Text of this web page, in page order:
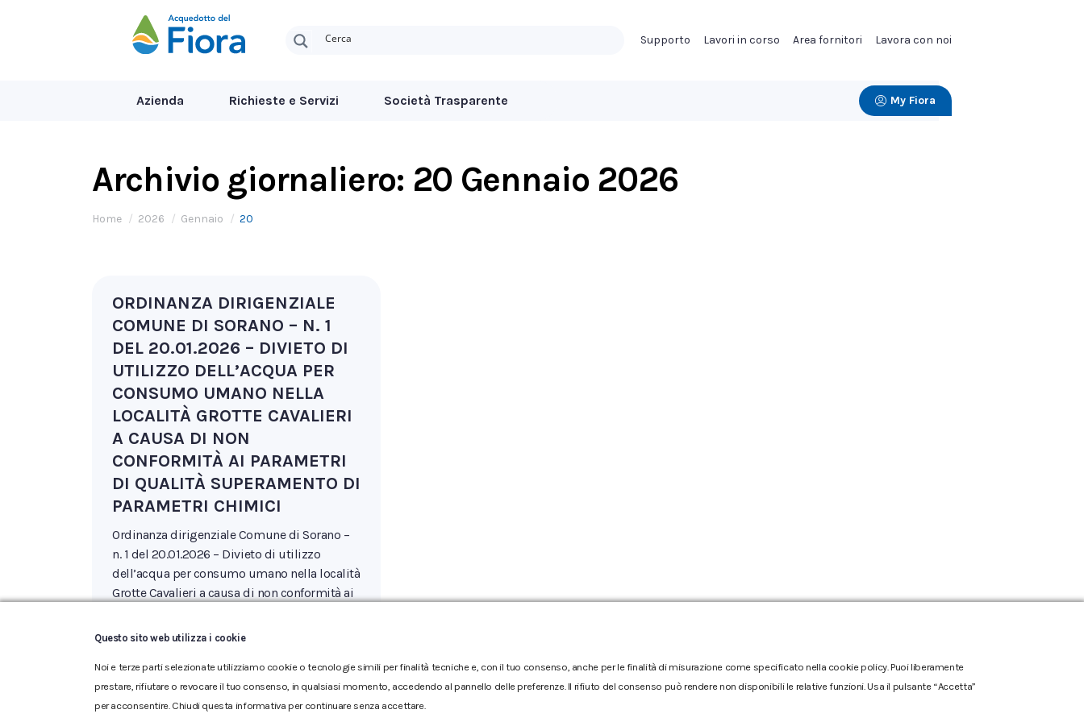
Supporto Lavori in corso Area fornitori Lavora con noi
Azienda Richieste e Servizi Società Trasparente My Fiora
Archivio giornaliero: 20 Gennaio 2026
Tu sei qui:
Home 2026 Gennaio 20
ORDINANZA DIRIGENZIALE
COMUNE DI SORANO – N. 1
DEL 20.01.2026 – DIVIETO DI
UTILIZZO DELL’ACQUA PER
CONSUMO UMANO NELLA
LOCALITÀ GROTTE CAVALIERI
A CAUSA DI NON
CONFORMITÀ AI PARAMETRI
DI QUALITÀ SUPERAMENTO DI
PARAMETRI CHIMICI
Ordinanza dirigenziale Comune di Sorano –
n. 1 del 20.01.2026 – Divieto di utilizzo
dell’acqua per consumo umano nella località
Grotte Cavalieri a causa di non conformità ai
parametri chimici. Scarica l’ordinanza
Questo sito web utilizza i cookie
Noi e terze parti selezionate utilizziamo cookie o tecnologie simili per finalità tecniche e, con il tuo consenso, anche per le finalità di misurazione come specificato nella cookie policy. Puoi liberamente
prestare, rifiutare o revocare il tuo consenso, in qualsiasi momento, accedendo al pannello delle preferenze. Il rifiuto del consenso può rendere non disponibili le relative funzioni. Usa il pulsante “Accetta”
per acconsentire. Chiudi questa informativa per continuare senza accettare.